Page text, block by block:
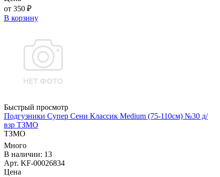
от 350 ₽
В корзину
Быстрый просмотр
Подгузники Супер Сени Классик Medium (75-110см) №30 д/
взр ТЗМО
ТЗМО
Много
В наличии: 13
Арт. KF-00026834
Цена